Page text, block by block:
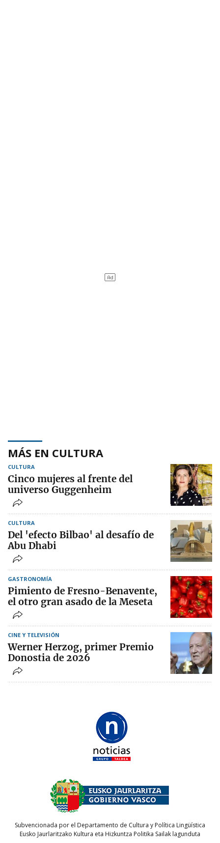
MÁS EN CULTURA
CULTURA
Cinco mujeres al frente del
universo Guggenheim
CULTURA
Del 'efecto Bilbao' al desafío de
Abu Dhabi
GASTRONOMÍA
Pimiento de Fresno-Benavente,
el otro gran asado de la Meseta
CINE Y TELEVISIÓN
Werner Herzog, primer Premio
Donostia de 2026
Subvencionada por el Departamento de Cultura y Política Lingüística
Eusko Jaurlaritzako Kultura eta Hizkuntza Politika Sailak lagunduta